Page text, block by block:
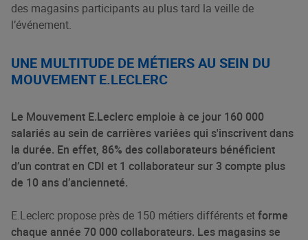
des magasins participants au plus tard la veille de
l’événement.
UNE MULTITUDE DE MÉTIERS AU SEIN DU
MOUVEMENT E.LECLERC
Le Mouvement E.Leclerc emploie à ce jour 160 000
salariés au sein de carrières variées qui s'inscrivent dans
la durée. En effet, 86% des collaborateurs bénéficient
d’un contrat en CDI et 1 collaborateur sur 3 compte plus
de 10 ans d’ancienneté.
E.Leclerc propose près de 150 métiers différents etforme
chaque année 70 000 collaborateurs. Les magasins se